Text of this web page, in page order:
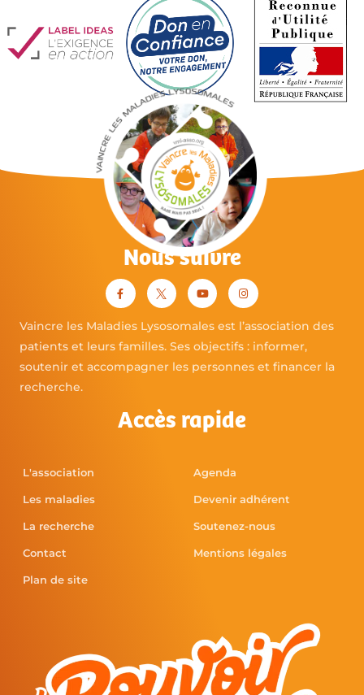
Nous suivre
Vaincre les Maladies Lysosomales est l’association des
patients et leurs familles. Ses objectifs : informer,
soutenir et accompagner les personnes et financer la
recherche.
Accès rapide
L'association
Les maladies
La recherche
Contact
Plan de site
Agenda
Devenir adhérent
Soutenez-nous
Mentions légales